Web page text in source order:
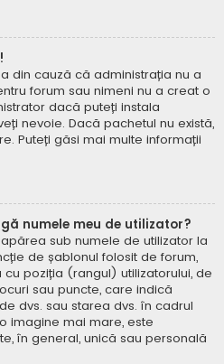
din cauză că administrația nu a
forum sau nimeni nu a creat o
dacă puteți instala
nevoie. Dacă pachetul nu există,
Puteți găsi mai multe informații
numele meu de utilizator?
sub numele de utilizator la
de șablonul folosit de forum,
poziția (rangul) utilizatorului, de
sau puncte, care indică
dvs. sau starea dvs. în cadrul
imagine mai mare, este
în general, unică sau personală